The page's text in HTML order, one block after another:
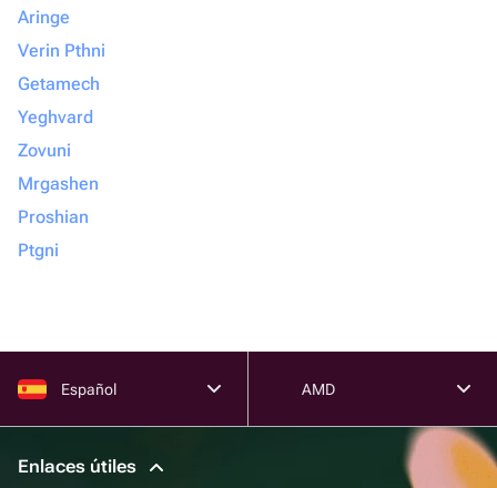
Aringe
Verin Pthni
Getamech
Yeghvard
Zovuni
Mrgashen
Proshian
Ptgni
Español AMD
Enlaces útiles